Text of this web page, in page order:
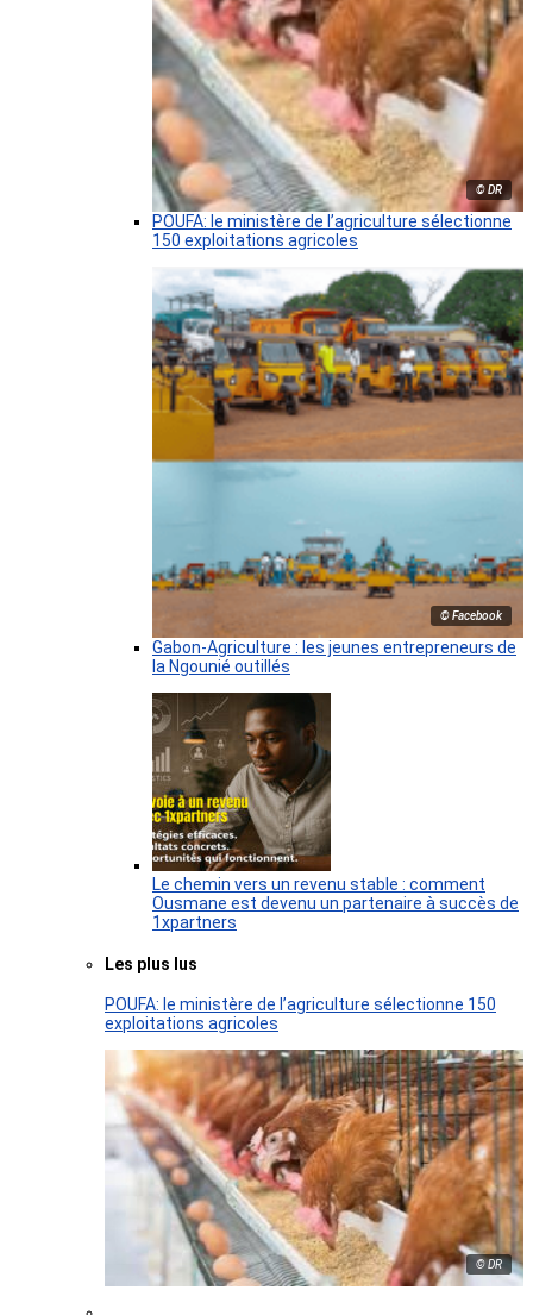
© DR
POUFA: le ministère de l’agriculture sélectionne
150 exploitations agricoles
© Facebook
Gabon-Agriculture : les jeunes entrepreneurs de
la Ngounié outillés
Le chemin vers un revenu stable : comment
Ousmane est devenu un partenaire à succès de
1xpartners
Les plus lus
POUFA: le ministère de l’agriculture sélectionne 150
exploitations agricoles
© DR